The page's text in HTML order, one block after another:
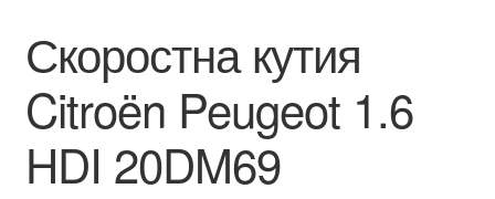
Процедура за рекламации
Разгледайте
Транспорт
Скоростна кутия
Citroën Peugeot 1.6
HDI 20DM69